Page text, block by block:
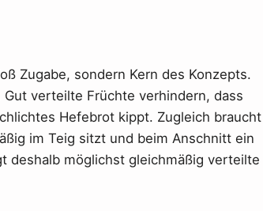
Zugabe, sondern Kern des Konzepts.
verteilte Früchte verhindern, dass
Hefebrot kippt. Zugleich braucht
im Teig sitzt und beim Anschnitt ein
deshalb möglichst gleichmäßig verteilte